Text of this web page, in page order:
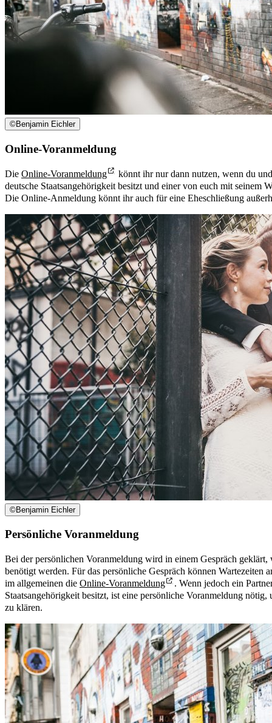
©Benjamin Eichler
Online-Voranmeldung
Die Online-Voranmeldung
könnt ihr nur dann nutzen, wenn du
deutsche Staatsangehörigkeit besitzt und einer von euch mit seinem
Die Online-Anmeldung könnt ihr auch für eine Eheschließung
©Benjamin Eichler
Persönliche Voranmeldung
Bei der persönlichen Voranmeldung wird in einem Gespräch
benötigt werden. Für das persönliche Gespräch können Wartezeiten
im allgemeinen die Online-Voranmeldung
. Wenn jedoch ein
Staatsangehörigkeit besitzt, ist eine persönliche Voranmeldung
zu klären.